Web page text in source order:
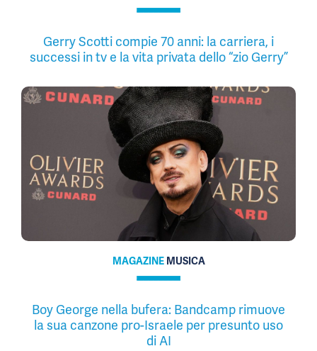
Gerry Scotti compie 70 anni: la carriera, i
successi in tv e la vita privata dello “zio Gerry”
MAGAZINE MUSICA
Boy George nella bufera: Bandcamp rimuove
la sua canzone pro-Israele per presunto uso
di AI